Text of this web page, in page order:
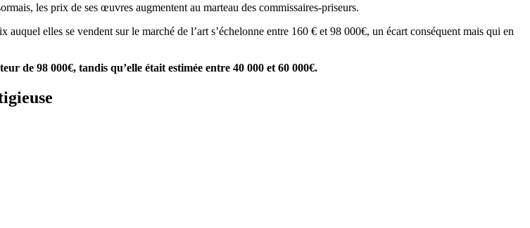
les prix de ses œuvres augmentent au marteau des commissaires-priseurs.
elles se vendent sur le marché de l’art s’échelonne entre 160 € et 98 000€, un écart conséquent mais qui en
de 98 000€, tandis qu’elle était estimée entre 40 000 et 60 000€.